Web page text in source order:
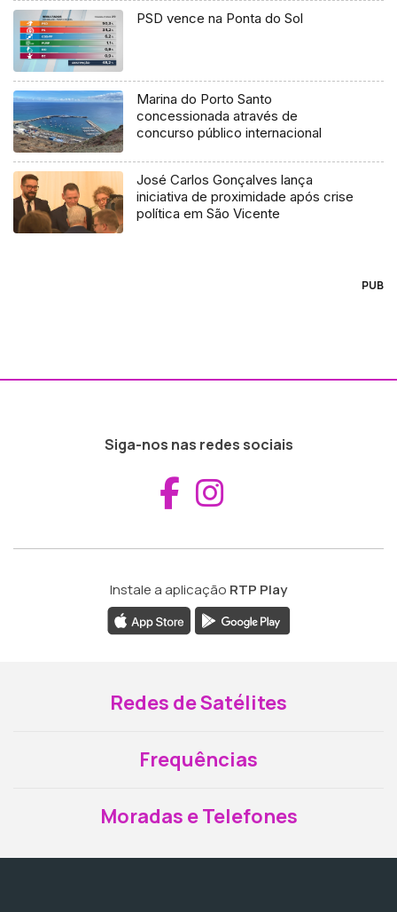
PSD vence na Ponta do Sol
Marina do Porto Santo
concessionada através de
concurso público internacional
José Carlos Gonçalves lança
iniciativa de proximidade após crise
política em São Vicente
PUB
Siga-nos nas redes sociais
Aceder ao
Instale a aplicação RTP Play
Redes de Satélites
Frequências
Moradas e Telefones